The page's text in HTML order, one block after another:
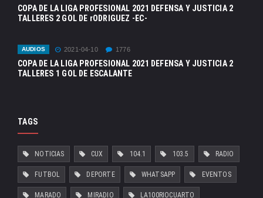
COPA DE LA LIGA PROFESIONAL 2021 DEFENSA Y JUSTICIA 2
TALLERES 2 GOL DE rODRIGUEZ -EC-
AUDIOS 2021-04-10 1776
COPA DE LA LIGA PROFESIONAL 2021 DEFENSA Y JUSTICIA 2
TALLERES 1 GOL DE ESCALANTE
TAGS
NOTICIAS CUX 104.1 103.5 RADIO
FUTBOL DEPORTE WHATSAPP EVENTOS
MARADO MIRADIO LA100RIOCUARTO